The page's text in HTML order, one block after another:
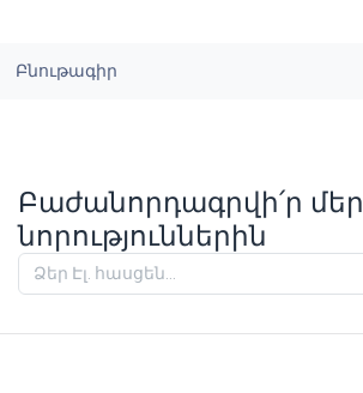
Բնութագիր
Բաժանորդագրվի՛ր մեր
նորություններին